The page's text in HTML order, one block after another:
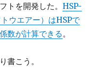
トを開発した。HSP-
ウエアー）はHSPで
数が計算できる。
書こう。